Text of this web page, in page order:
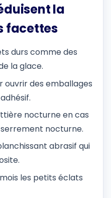
la
facettes
durs comme des
la glace.
ouvrir des emballages
nocturne en cas
nocturne.
abrasif qui
les petits éclats